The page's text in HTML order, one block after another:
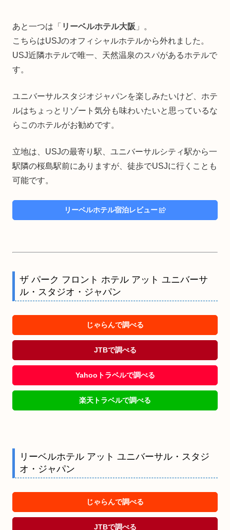
あと一つは「 リーベルホテル大阪 」。
こちらはUSJのオフィシャルホテルから外れました。
USJ近隣ホテルで唯一、天然温泉のスパがあるホテルで
す。
ユニバーサルスタジオジャパンを楽しみたいけど、ホテ
ルはちょっとリゾート気分も味わいたいと思っているな
らこのホテルがお勧めです。
立地は、USJの最寄り駅、ユニバーサルシティ駅から一
駅隣の桜島駅前にありますが、徒歩でUSJに行くことも
可能です。
リーベルホテル宿泊レビュー
ザ パーク フロント ホテル アット ユニバーサ
ル・スタジオ・ジャパン
じゃらんで調べる
JTBで調べる
Yahooトラベルで調べる
楽天トラベルで調べる
リーベルホテル アット ユニバーサル・スタジ
オ・ジャパン
じゃらんで調べる
JTBで調べる